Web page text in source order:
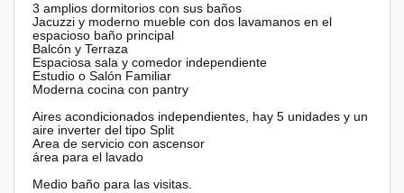
3 amplios dormitorios con sus baños
Jacuzzi y moderno mueble con dos lavamanos en el
espacioso baño principal
Balcón y Terraza
Espaciosa sala y comedor independiente
Estudio o Salón Familiar
Moderna cocina con pantry
Aires acondicionados independientes, hay 5 unidades y un
aire inverter del tipo Split
Area de servicio con ascensor
área para el lavado
Medio baño para las visitas.